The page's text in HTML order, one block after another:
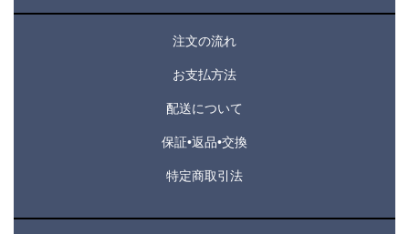
注文の流れ
お支払方法
配送について
保証•返品•交換
特定商取引法